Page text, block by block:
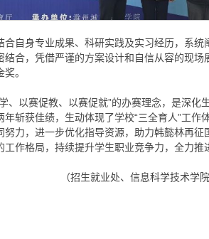
合自身专业成果、科研实践及实习经历，系
结合，凭借严谨的方案设计和自信从容的现
。
、以赛促教、以赛促就”的办赛理念，是深化
年斩获佳绩，生动体现了学校“三全育人”工作
努力，进一步优化指导资源，助力韩懿林再
工作格局，持续提升学生职业竞争力，全力推
（招生就业处、信息科学技术学